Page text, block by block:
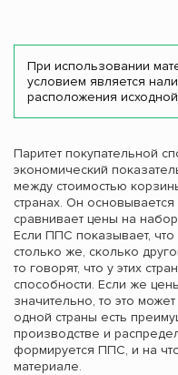
При использовании
условием является
расположения исходной
Паритет покупательной
экономический
между стоимостью
странах. Он
сравнивает цены на
Если ППС показывает, что
столько же, сколько
то говорят, что у этих
способности. Если же
значительно, то это
одной страны есть
производстве и
формируется ППС, и на
материале.